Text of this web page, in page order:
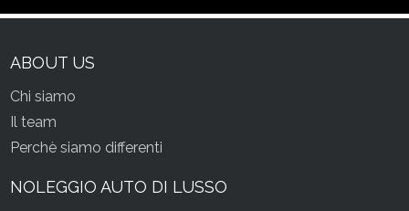
ABOUT US
Chi siamo
Il team
Perchè siamo differenti
NOLEGGIO AUTO DI LUSSO